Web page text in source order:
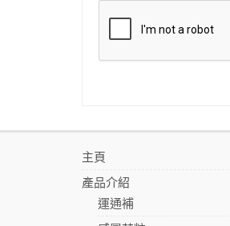
主頁
產品介紹
運通補